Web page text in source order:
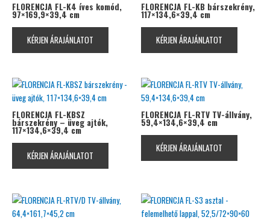
FLORENCJA FL-K4 íves komód,
97×169,9×39,4 cm
KÉRJEN ÁRAJÁNLATOT
FLORENCJA FL-KB bárszekrény,
117×134,6×39,4 cm
KÉRJEN ÁRAJÁNLATOT
FLORENCJA FL-KBSZ
bárszekrény – üveg ajtók,
117×134,6×39,4 cm
KÉRJEN ÁRAJÁNLATOT
FLORENCJA FL-RTV TV-állvány,
59,4×134,6×39,4 cm
KÉRJEN ÁRAJÁNLATOT